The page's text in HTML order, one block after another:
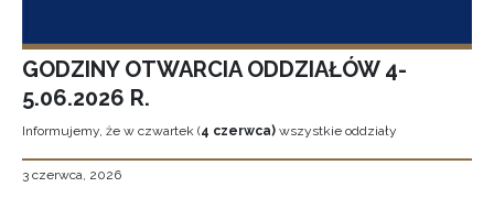
GODZINY OTWARCIA ODDZIAŁÓW 4-
5.06.2026 R.
Informujemy, że w czwartek (4 czerwca) wszystkie oddziały
3 czerwca, 2026